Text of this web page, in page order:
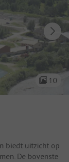
10
biedt uitzicht op
De bovenste